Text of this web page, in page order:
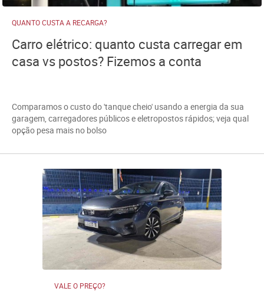
QUANTO CUSTA A RECARGA?
Carro elétrico: quanto custa carregar em
casa vs postos? Fizemos a conta
Comparamos o custo do 'tanque cheio' usando a energia da sua
garagem, carregadores públicos e eletropostos rápidos; veja qual
opção pesa mais no bolso
VALE O PREÇO?